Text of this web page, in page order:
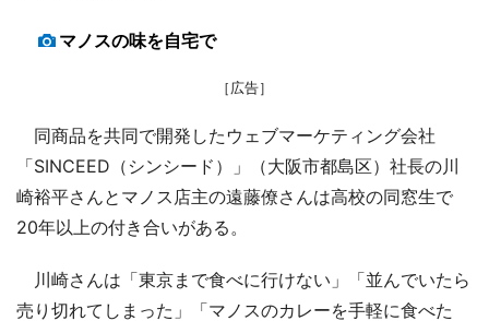
マノスの味を自宅で
［広告］
同商品を共同で開発したウェブマーケティング会社
「SINCEED（シンシード）」（大阪市都島区）社長の川
崎裕平さんとマノス店主の遠藤僚さんは高校の同窓生で
20年以上の付き合いがある。
川崎さんは「東京まで食べに行けない」「並んでいたら
売り切れてしまった」「マノスのカレーを手軽に食べた